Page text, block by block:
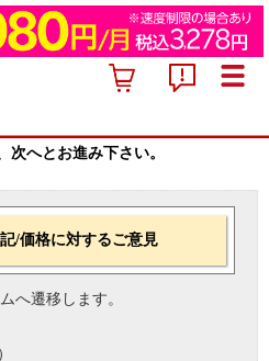
次へとお進み下さい。
/価格に対するご意見
へ遷移します。